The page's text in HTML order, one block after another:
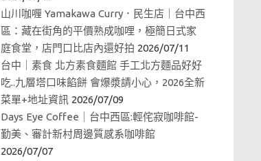
山川咖喱 Yamakawa Curry．民生店｜台中西
區：藏在街角的平價熟成咖哩，極簡日式家
庭食堂，店門口比店內還好拍 2026/07/11
台中｜素食 北方素食麵館 手工北方麵品好好
吃..九層塔口味餡餅 會爆漿請小心，2026全新
菜單+地址資訊 2026/07/09
Days Eye Coffee｜台中西區:輕侘寂咖啡館-
勤美、審計新村周邊質感系咖啡館
2026/07/07